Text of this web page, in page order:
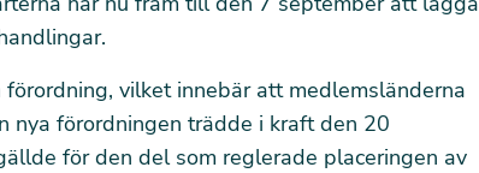
vilket innebär att medlemsländerna
nya förordningen trädde i kraft den 20
för den del som reglerade placeringen av